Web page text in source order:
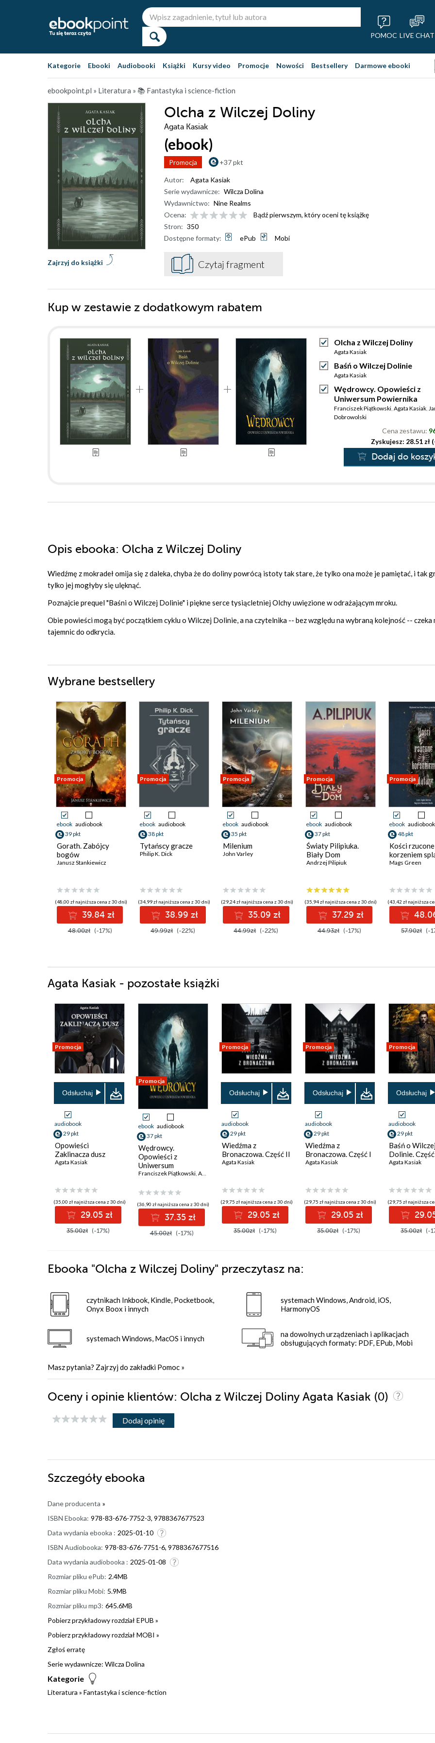
POMOC LIVE CHAT
Kategorie Ebooki Audiobooki Książki Kursy video Promocje Nowości Bestsellery Darmowe ebooki
ebookpoint.pl » Literatura » 📚 Fantastyka i science-fiction
Olcha z Wilczej Doliny
Agata Kasiak
(ebook)
Promocja +37 pkt
Zajrzyj do książki
Autor:
Agata Kasiak
Serie wydawnicze: Wilcza Dolina
Wydawnictwo: Nine Realms
Ocena:
Bądź pierwszym, który oceni tę książkę
Stron: 350
Dostępne formaty:
ePub Mobi
Czytaj fragment
Kup w zestawie z dodatkowym rabatem
Olcha z Wilczej Doliny
Agata Kasiak
Baśń o Wilczej Dolinie
Agata Kasiak
Wędrowcy. Opowieści z
Uniwersum Powiernika
Franciszek Piątkowski, Agata Kasiak,
Dobrowolski
Cena zestawu:
Zyskujesz: 28.51 zł
Dodaj do
Opis ebooka: Olcha z Wilczej Doliny
Wiedźmę z mokradeł omija się z daleka, chyba że do doliny powrócą istoty tak stare, że tylko ona może je pamiętać, i tak
tylko jej mogłyby się ulęknąć.
Poznajcie prequel "Baśni o Wilczej Dolinie" i piękne serce tysiącletniej Olchy uwięzione w odrażającym mroku.
Obie powieści mogą być początkiem cyklu o Wilczej Dolinie, a na czytelnika -- bez względu na wybraną kolejność -- czeka
tajemnic do odkrycia.
Wybrane bestsellery
Promocja
ebook audiobook
39 pkt
Gorath. Zabójcy
bogów
Janusz Stankiewicz
(48,00 zł najniższa cena z 30 dni)
39.84 zł
48.00zł (-17%)
Promocja
ebook audiobook
38 pkt
Tytańscy gracze
Philip K. Dick
(34,99 zł najniższa cena z 30 dni)
38.99 zł
49.99zł (-22%)
Promocja
ebook audiobook
35 pkt
Milenium
John Varley
(29,24 zł najniższa cena z 30 dni)
35.09 zł
44.99zł (-22%)
Promocja
ebook audiobook
37 pkt
Światy Pilipiuka.
Biały Dom
Andrzej Pilipiuk
(35,94 zł najniższa cena z 30 dni)
37.29 zł
44.93zł (-17%)
Promocja
ebook audiobook
48 pkt
Kości rzucone
korzeniem
Mags Green
(43,42 zł najniższa
57.90zł (-
Agata Kasiak - pozostałe książki
Promocja
Odsłuchaj
audiobook
29 pkt
Opowieści
Zaklinacza dusz
Agata Kasiak
(35,00 zł najniższa cena z 30 dni)
29.05 zł
35.00zł (-17%)
Promocja
ebook audiobook
37 pkt
Wędrowcy.
Opowieści z
Uniwersum
Powiernika
Franciszek Piątkowski, Agata Kasiak
(36,90 zł najniższa cena z 30 dni)
37.35 zł
45.00zł (-17%)
Promocja
Odsłuchaj
audiobook
29 pkt
Wiedźma z
Bronaczowa. Część II
Agata Kasiak
(29,75 zł najniższa cena z 30 dni)
29.05 zł
35.00zł (-17%)
Promocja
Odsłuchaj
audiobook
29 pkt
Wiedźma z
Bronaczowa. Część I
Agata Kasiak
(29,75 zł najniższa cena z 30 dni)
29.05 zł
35.00zł (-17%)
Promocja
Odsłuchaj
audiobook
29 pkt
Baśń o
Dolinie.
Agata Kasiak
(29,75 zł najniższa
35.00zł (-
Ebooka "Olcha z Wilczej Doliny" przeczytasz na:
czytnikach Inkbook, Kindle, Pocketbook,
Onyx Boox i innych
systemach Windows, MacOS i innych
systemach Windows, Android, iOS,
HarmonyOS
na dowolnych urządzeniach i aplikacjach
obsługujących formaty: PDF, EPub, Mobi
Masz pytania? Zajrzyj do zakładki Pomoc »
Oceny i opinie klientów: Olcha z Wilczej Doliny Agata Kasiak (0)
Dodaj opinię
Szczegóły ebooka
Dane producenta »
ISBN Ebooka: 978-83-676-7752-3, 9788367677523
Data wydania ebooka : 2025-01-10
ISBN Audiobooka: 978-83-676-7751-6, 9788367677516
Data wydania audiobooka : 2025-01-08
Rozmiar pliku ePub: 2.4MB
Rozmiar pliku Mobi: 5.9MB
Rozmiar pliku mp3: 645.6MB
Pobierz przykładowy rozdział EPUB »
Pobierz przykładowy rozdział MOBI »
Zgłoś erratę
Serie wydawnicze: Wilcza Dolina
Kategorie
Literatura » Fantastyka i science-fiction